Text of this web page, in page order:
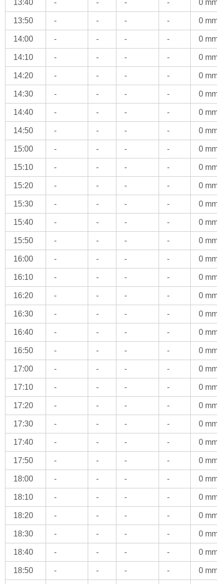
13:40 - - - - 0 mm
13:50 - - - - 0 mm
14:00 - - - - 0 mm
14:10 - - - - 0 mm
14:20 - - - - 0 mm
14:30 - - - - 0 mm
14:40 - - - - 0 mm
14:50 - - - - 0 mm
15:00 - - - - 0 mm
15:10 - - - - 0 mm
15:20 - - - - 0 mm
15:30 - - - - 0 mm
15:40 - - - - 0 mm
15:50 - - - - 0 mm
16:00 - - - - 0 mm
16:10 - - - - 0 mm
16:20 - - - - 0 mm
16:30 - - - - 0 mm
16:40 - - - - 0 mm
16:50 - - - - 0 mm
17:00 - - - - 0 mm
17:10 - - - - 0 mm
17:20 - - - - 0 mm
17:30 - - - - 0 mm
17:40 - - - - 0 mm
17:50 - - - - 0 mm
18:00 - - - - 0 mm
18:10 - - - - 0 mm
18:20 - - - - 0 mm
18:30 - - - - 0 mm
18:40 - - - - 0 mm
18:50 - - - - 0 mm